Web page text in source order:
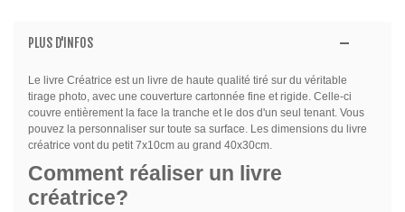
PLUS D'INFOS
Le livre Créatrice est un livre de haute qualité tiré sur du véritable
tirage photo, avec une couverture cartonnée fine et rigide. Celle-ci
couvre entièrement la face la tranche et le dos d'un seul tenant. Vous
pouvez la personnaliser sur toute sa surface. Les dimensions du livre
créatrice vont du petit 7x10cm au grand 40x30cm.
Comment réaliser un livre
créatrice?